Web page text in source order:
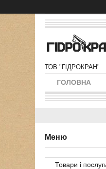
ТОВ "ГІДРОКРАН"
ГОЛОВНА
Товари і